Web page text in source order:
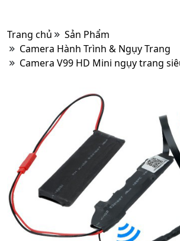
Trang chủ
Sản Phẩm
Camera Hành Trình & Ngụy Trang
Camera V99 HD Mini ngụy trang